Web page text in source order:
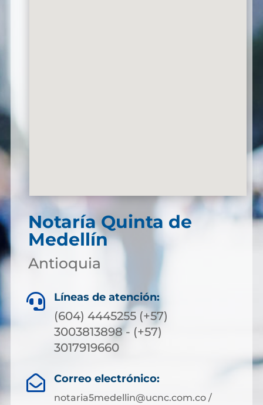
Notaría Quinta de
Medellín
Antioquia
 Líneas de atención:
(604) 4445255 (+57)
3003813898 - (+57)
3017919660
 Correo electrónico:
notaria5medellin@ucnc.com.co /